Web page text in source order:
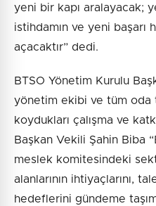
yeni bir kapı aralayacak;
istihdamın ve yeni başarı
açacaktır” dedi.
BTSO Yönetim Kurulu
yönetim ekibi ve tüm oda
koydukları çalışma ve
Başkan Vekili Şahin Biba
meslek komitesindeki
alanlarının ihtiyaçlarını,
hedeflerini gündeme